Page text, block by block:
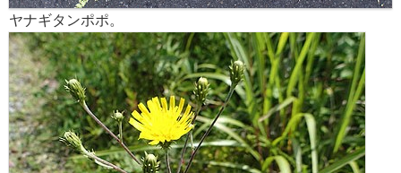
ヤナギタンポポ。